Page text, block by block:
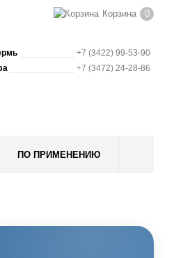
Корзина 0
+7 (3422) 99-53-90
+7 (3472) 24-28-86
ПО ПРИМЕНЕНИЮ